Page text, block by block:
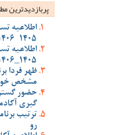
پربازدیدترین‌
اطلاعیه
1405-1406
اطلاعیه
1405_1406
ظهر فردا
مشخص
حضور
گیری
ترتیب
رو